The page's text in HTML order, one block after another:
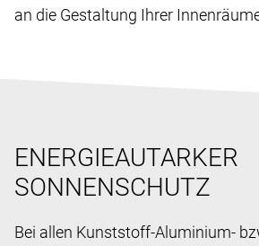
an die Gestaltung Ihrer
ENERGIEAUTARKER
SONNENSCHUTZ
Bei allen Kunststoff-Aluminium-